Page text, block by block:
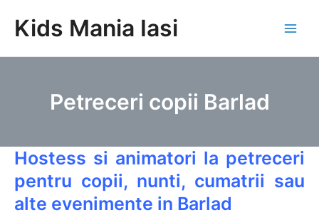
contentKids Mania Iasi
Petreceri copii Barlad
Hostess si animatori la petreceri
pentru copii, nunti, cumatrii sau
alte evenimente in Barlad